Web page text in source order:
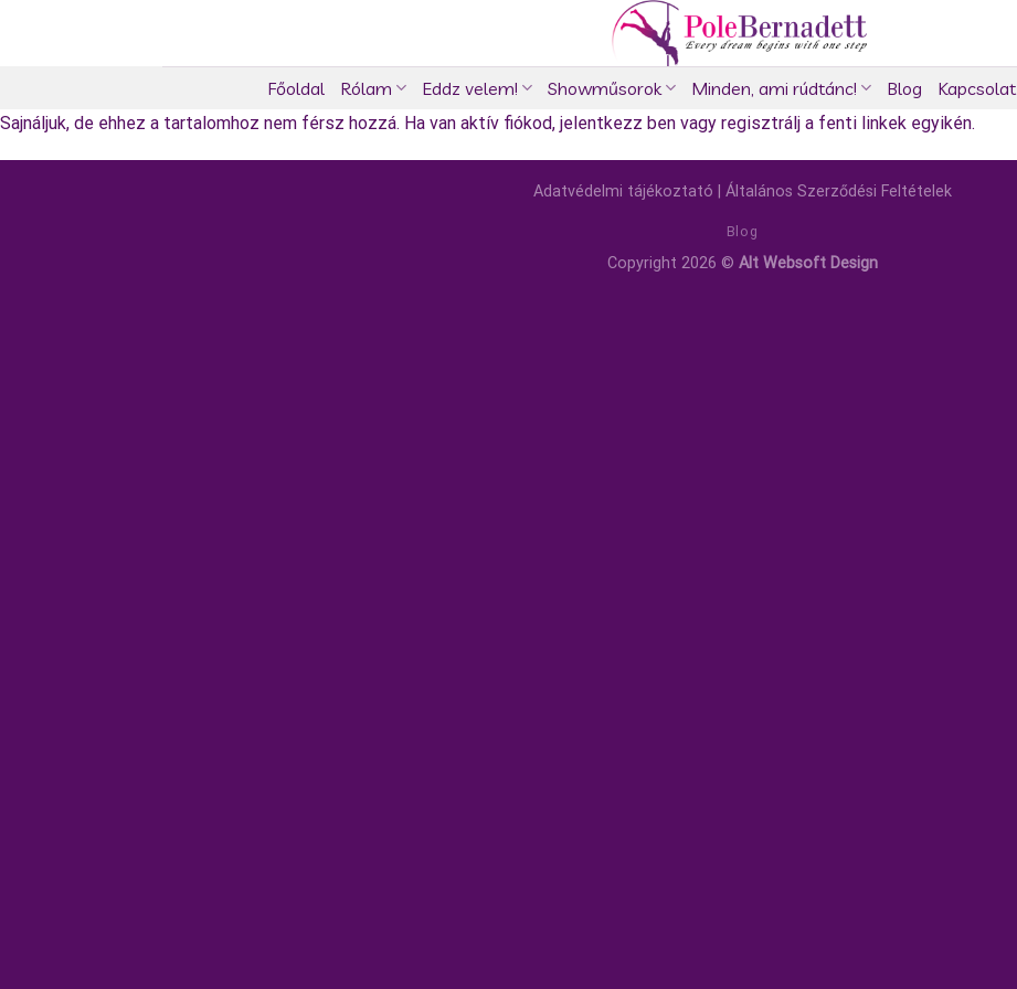
Főoldal Rólam Eddz velem! Showműsorok Minden, ami rúdtánc! Blog Kapcsolat
Sajnáljuk, de ehhez a tartalomhoz nem férsz hozzá. Ha van aktív fiókod, jelentkezz ben vagy regisztrálj a fenti linkek egyikén.
Adatvédelmi tájékoztató Általános Szerződési Feltételek
Blog
Copyright 2026 © Alt Websoft Design